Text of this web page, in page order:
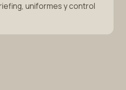
uniformes y control